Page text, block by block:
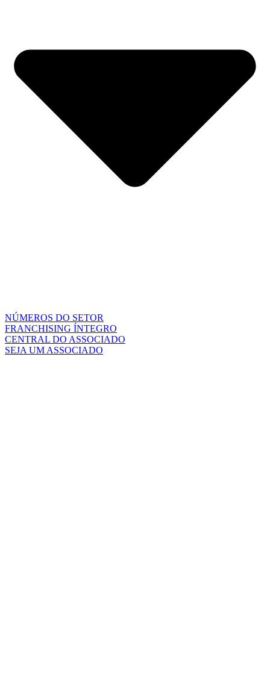
NÚMEROS DO SETOR
FRANCHISING ÍNTEGRO
CENTRAL DO ASSOCIADO
SEJA UM ASSOCIADO